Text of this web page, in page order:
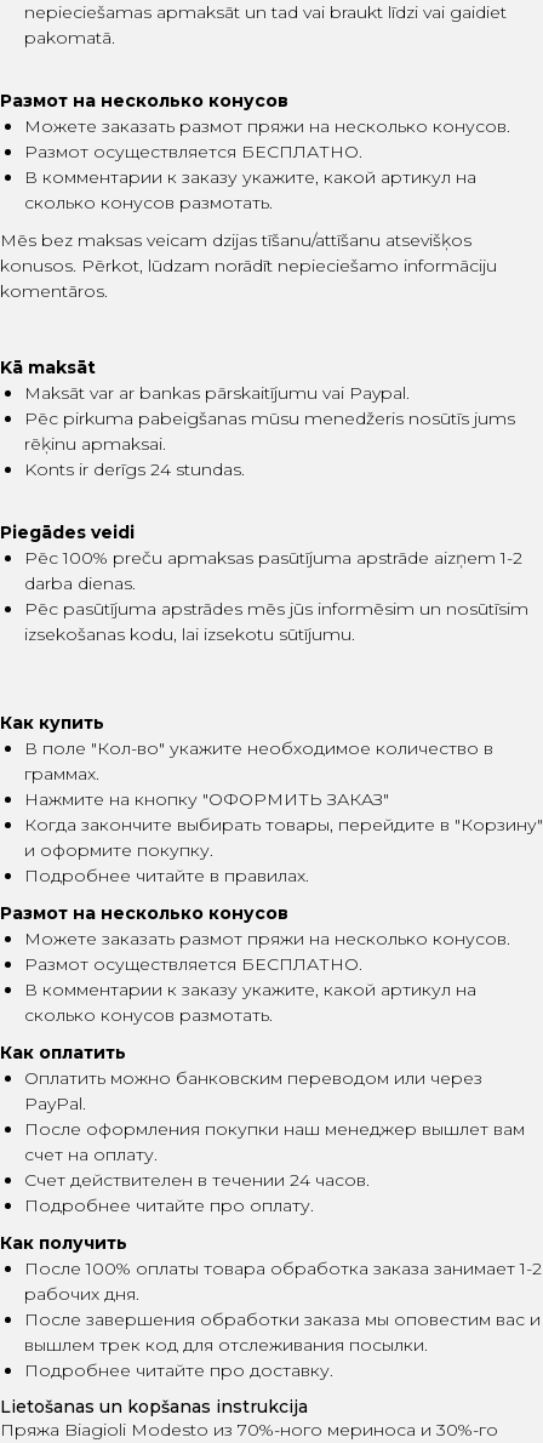
nepieciešamas apmaksāt un tad vai braukt līdzi vai gaidiet
pakomatā.
Размот на несколько конусов
Можете заказать размот пряжи на несколько конусов.
Размот осуществляется БЕСПЛАТНО.
В комментарии к заказу укажите, какой артикул на
сколько конусов размотать.
Mēs bez maksas veicam dzijas tīšanu/attīšanu atsevišķos
konusos. Pērkot, lūdzam norādīt nepieciešamo informāciju
komentāros.
Kā maksāt
Maksāt var ar bankas pārskaitījumu vai Paypal.
Pēc pirkuma pabeigšanas mūsu menedžeris nosūtīs jums
rēķinu apmaksai.
Konts ir derīgs 24 stundas.
Piegādes veidi
Pēc 100% preču apmaksas pasūtījuma apstrāde aizņem 1-2
darba dienas.
Pēc pasūtījuma apstrādes mēs jūs informēsim un nosūtīsim
izsekošanas kodu, lai izsekotu sūtījumu.
Как купить
В поле "Кол-во" укажите необходимое количество в
граммах.
Нажмите на кнопку "ОФОРМИТЬ ЗАКАЗ"
Когда закончите выбирать товары, перейдите в "Корзину"
и оформите покупку.
Подробнее читайте в правилах.
Размот на несколько конусов
Можете заказать размот пряжи на несколько конусов.
Размот осуществляется БЕСПЛАТНО.
В комментарии к заказу укажите, какой артикул на
сколько конусов размотать.
Как оплатить
Оплатить можно банковским переводом или через
PayPal.
После оформления покупки наш менеджер вышлет вам
счет на оплату.
Счет действителен в течении 24 часов.
Подробнее читайте про оплату.
Как получить
После 100% оплаты товара обработка заказа занимает 1-2
рабочих дня.
После завершения обработки заказа мы оповестим вас и
вышлем трек код для отслеживания посылки.
Подробнее читайте про доставку.
Lietošanas un kopšanas instrukcija
Пряжа Biagioli Modesto из 70%-ного мериноса и 30%-го